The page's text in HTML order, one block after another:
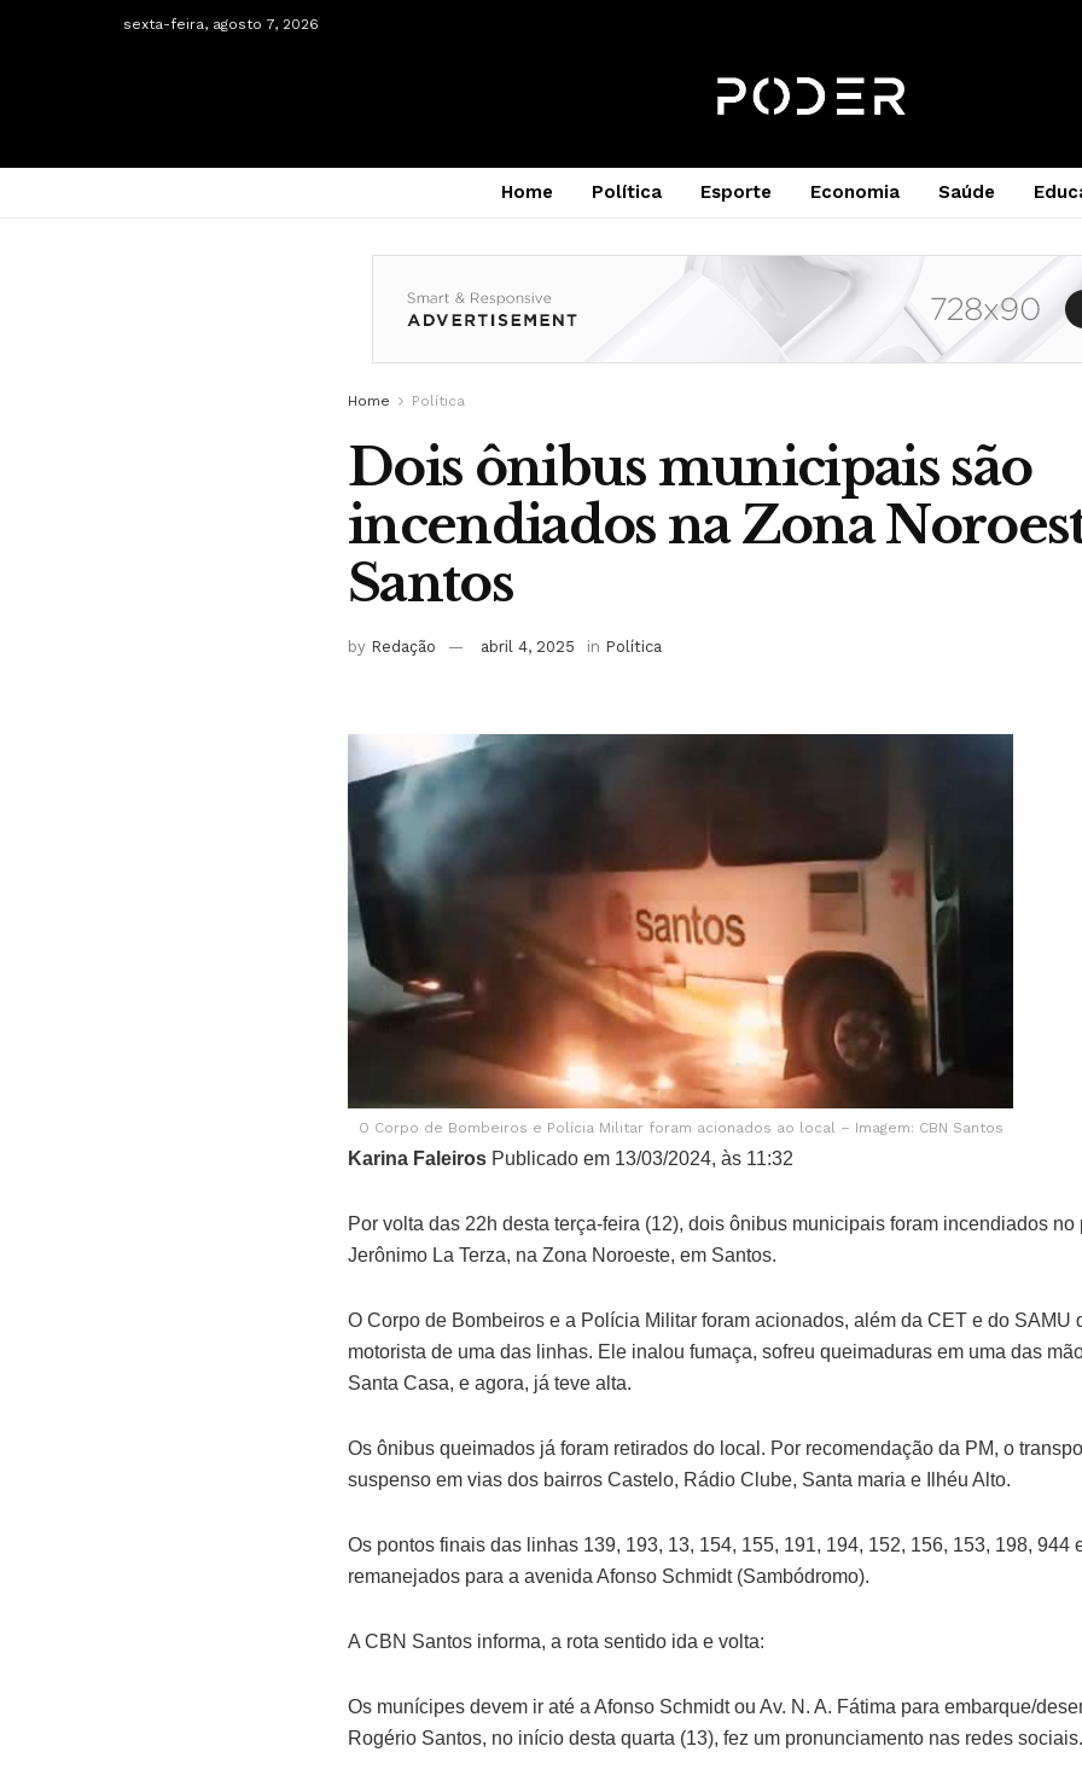
sexta-feira, agosto 7, 2026
Home Política Esporte Economia Saúde
Home Política
Dois ônibus municipais são
incendiados na Zona
Santos
by Redação abril 4, 2025 in Política
O Corpo de Bombeiros e Polícia Militar foram acionados ao local – Imagem: CBN Santos
Karina Faleiros Publicado em 13/03/2024, às 11:32
Por volta das 22h desta terça-feira (12), dois ônibus municipais foram incendiados no
Jerônimo La Terza, na Zona Noroeste, em Santos.
O Corpo de Bombeiros e a Polícia Militar foram acionados, além da CET e do SAMU
motorista de uma das linhas. Ele inalou fumaça, sofreu queimaduras em uma das
Santa Casa, e agora, já teve alta.
Os ônibus queimados já foram retirados do local. Por recomendação da PM, o
suspenso em vias dos bairros Castelo, Rádio Clube, Santa maria e Ilhéu Alto.
Os pontos finais das linhas 139, 193, 13, 154, 155, 191, 194, 152, 156, 153, 198, 944
remanejados para a avenida Afonso Schmidt (Sambódromo).
A CBN Santos informa, a rota sentido ida e volta:
Os munícipes devem ir até a Afonso Schmidt ou Av. N. A. Fátima para embarque/
Rogério Santos, no início desta quarta (13), fez um pronunciamento nas redes sociais.